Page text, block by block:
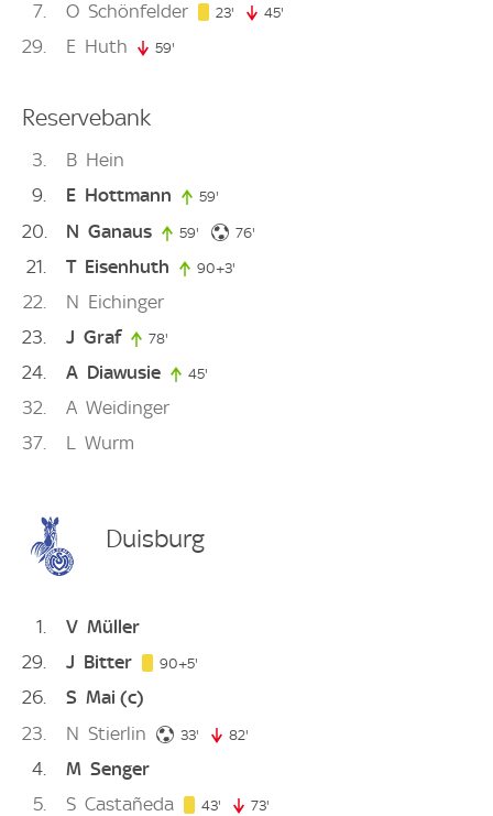
7 O Schönfelder 23' 23. minute
45'
29 E Huth 59'
Reservebank
3 B Hein
9
E Hottmann 59'
20 N Ganaus 59' 59. minute
76'
21 T Eisenhuth 90+3'
22 N Eichinger
23
J Graf 78'
24 A Diawusie 45'
32 A Weidinger
37
L Wurm
Duisburg
1 V Müller
29
J Bitter 90+5'
26 S Mai (c)
23
N Stierlin 33' 33. minute
82'
4 M Senger
5
S Castañeda 43' 43. minute
73'